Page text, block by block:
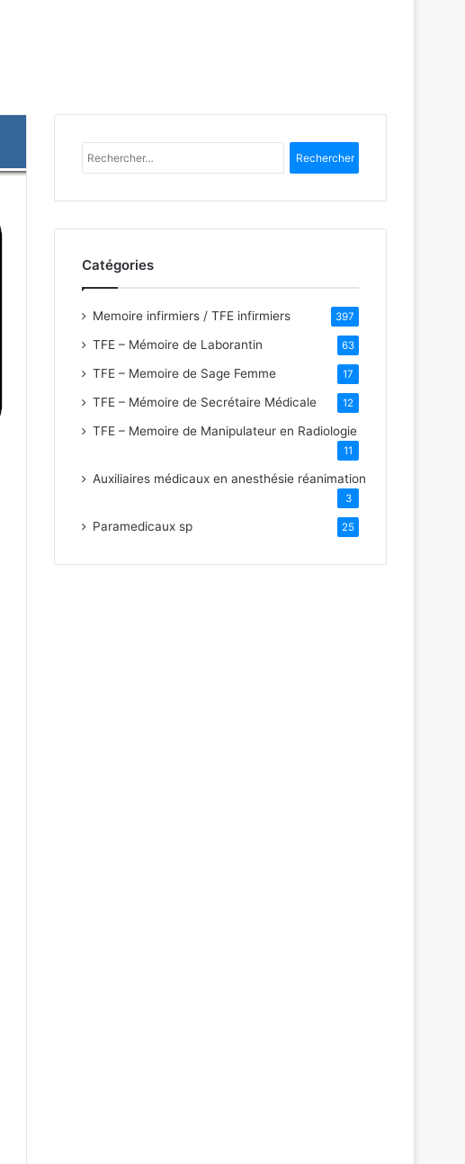
e
e
r
Catégories
Memoire infirmiers / TFE infirmiers 397
TFE – Mémoire de Laborantin 63
TFE – Memoire de Sage Femme 17
TFE – Mémoire de Secrétaire Médicale 12
TFE – Memoire de Manipulateur en Radiologie
11
Auxiliaires médicaux en anesthésie réanimation
3
Paramedicaux sp 25